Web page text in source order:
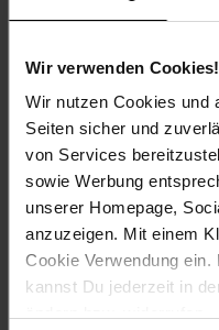
Wir verwenden Cookies!
Wir nutzen Cookies und
Seiten sicher und
von Services
sowie Werbung
unserer Homepage,
anzuzeigen. Mit einem
Cookie Verwendung
kannst Du jederzeit in
trockene Luft zu
dass die Luft nicht
Vertrauen Sie auf die
ein Produkt, das durch
überzeugt. Machen Sie
Luftqualität in Ihrem
Xiaomi Smart
Sie Ihr Wohnumfeld in
Lieferumfang:1x
1x Benutzerhandbuch